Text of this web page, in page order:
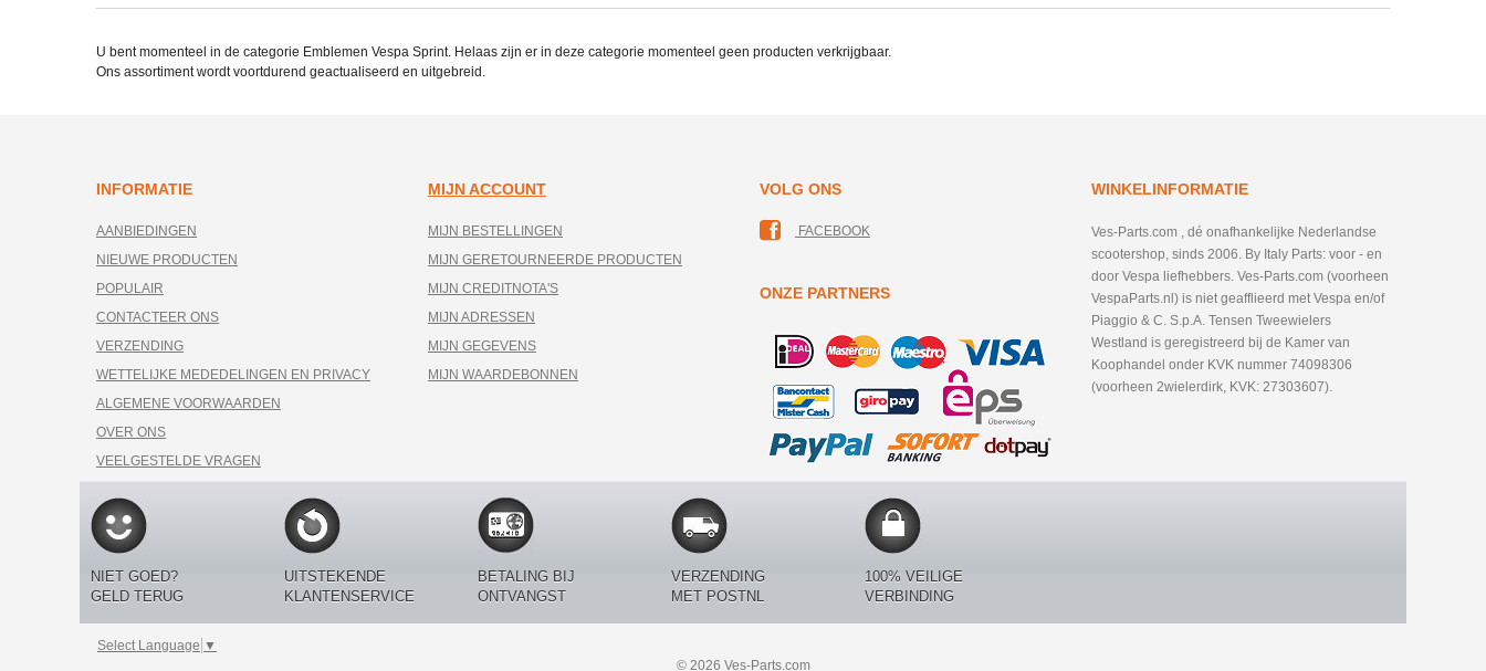
U bent momenteel in de categorie Emblemen Vespa Sprint. Helaas zijn er in deze categorie momenteel geen producten verkrijgbaar.
Ons assortiment wordt voortdurend geactualiseerd en uitgebreid.
INFORMATIE
AANBIEDINGEN
NIEUWE PRODUCTEN
POPULAIR
CONTACTEER ONS
VERZENDING
WETTELIJKE MEDEDELINGEN EN PRIVACY
ALGEMENE VOORWAARDEN
OVER ONS
VEELGESTELDE VRAGEN
MIJN ACCOUNT
MIJN BESTELLINGEN
MIJN GERETOURNEERDE PRODUCTEN
MIJN CREDITNOTA'S
MIJN ADRESSEN
MIJN GEGEVENS
MIJN WAARDEBONNEN
VOLG ONS
FACEBOOK
ONZE PARTNERS
WINKELINFORMATIE
Ves-Parts.com , dé onafhankelijke Nederlandse
scootershop, sinds 2006. By Italy Parts: voor - en
door Vespa liefhebbers. Ves-Parts.com (voorheen
VespaParts.nl) is niet geafflieerd met Vespa en/of
Piaggio & C. S.p.A. Tensen Tweewielers
Westland is geregistreerd bij de Kamer van
Koophandel onder KVK nummer 74098306
(voorheen 2wielerdirk, KVK: 27303607).
NIET GOED?
GELD TERUG
UITSTEKENDE
KLANTENSERVICE
BETALING BIJ
ONTVANGST
VERZENDING
MET POSTNL
100% VEILIGE
VERBINDING
Select Language ▼
© 2026 Ves-Parts.com